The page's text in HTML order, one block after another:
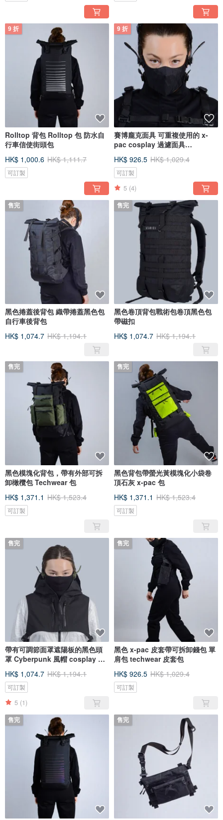
9 折
Rolltop 背包 Rolltop 包 防水自
行車信使街頭包
HK$ 1,000.6 HK$ 1,111.7
可訂製
9 折
賽博龐克面具 可重複使用的 x-
pac cosplay 過濾面具
HK$ 926.5 HK$ 1,029.4
可訂製
5 (4)
售完
黑色捲蓋後背包 織帶捲蓋黑色包
自行車後背包
HK$ 1,074.7 HK$ 1,194.1
售完
黑色卷頂背包戰術包卷頂黑色包
帶磁扣
HK$ 1,074.7 HK$ 1,194.1
售完
黑色模塊化背包，帶有外部可拆
卸橄欖包 Techwear 包
HK$ 1,371.1 HK$ 1,523.4
可訂製
售完
黑色背包帶螢光黃模塊化小袋卷
頂石灰 x-pac 包
HK$ 1,371.1 HK$ 1,523.4
可訂製
售完
帶有可調節面罩遮陽板的黑色頭
罩 Cyberpunk 風帽 cosplay 頭
HK$ 1,074.7 HK$ 1,194.1
可訂製
5 (1)
售完
黑色 x-pac 皮套帶可拆卸錢包 單
肩包 techwear 皮套包
HK$ 926.5 HK$ 1,029.4
可訂製
售完 售完